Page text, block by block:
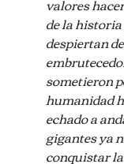
de la
despiertan
sometieron
humanidad
echado a
gigantes ya
conquistar